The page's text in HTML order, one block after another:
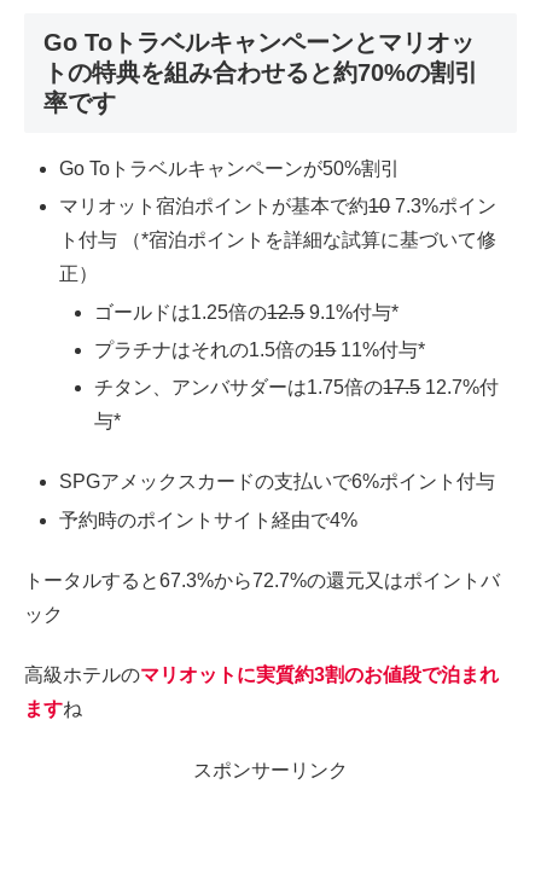
Go Toトラベルキャンペーンとマリオッ
トの特典を組み合わせると約70%の割引
率です
Go Toトラベルキャンペーンが50%割引
マリオット宿泊ポイントが基本で約107.3%ポイン
ト付与 （*宿泊ポイントを詳細な試算に基づいて修
正）
ゴールドは1.25倍の12.59.1%付与*
プラチナはそれの1.5倍の1511%付与*
チタン、アンバサダーは1.75倍の17.512.7%付
与*
SPGアメックスカードの支払いで6%ポイント付与
予約時のポイントサイト経由で4%
トータルすると67.3%から72.7%の還元又はポイントバ
ック
高級ホテルのマリオットに実質約3割のお値段で泊まれ
ますね
スポンサーリンク